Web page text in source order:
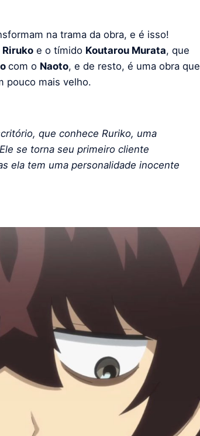
na trama da obra, e é isso!
Riruko e o tímido Koutarou Murata, que
com o Naoto, e de resto, é uma obra que
pouco mais velho.
que conhece Ruriko, uma
se torna seu primeiro cliente
ela tem uma personalidade inocente